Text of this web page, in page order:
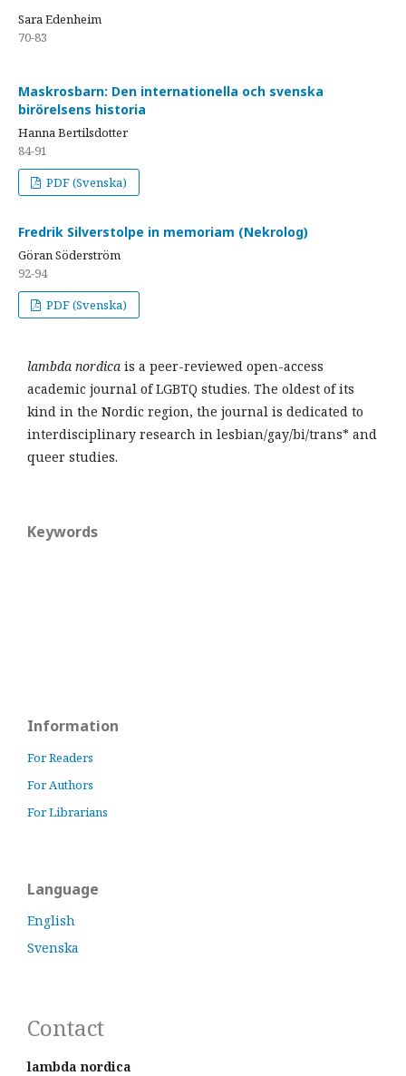
Sara Edenheim
70-83
Maskrosbarn: Den internationella och svenska
birörelsens historia
Hanna Bertilsdotter
84-91
PDF (Svenska)
Fredrik Silverstolpe in memoriam (Nekrolog)
Göran Söderström
92-94
PDF (Svenska)
lambda nordica is a peer-reviewed open-access
academic journal of LGBTQ studies. The oldest of its
kind in the Nordic region, the journal is dedicated to
interdisciplinary research in lesbian/gay/bi/trans* and
queer studies.
Keywords
Information
For Readers
For Authors
For Librarians
Language
English
Svenska
Contact
lambda nordica